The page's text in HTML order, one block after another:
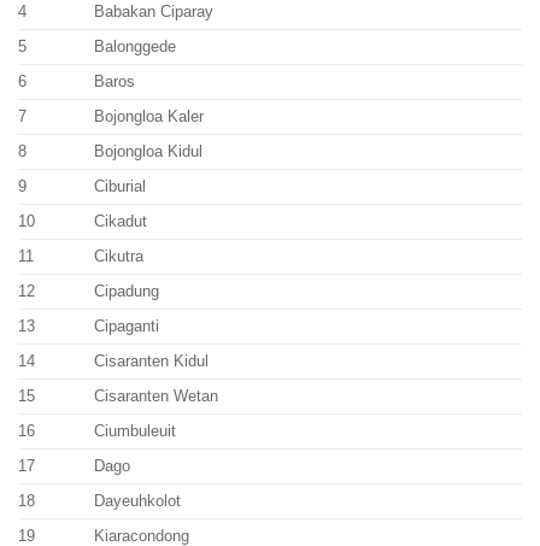
4
Babakan Ciparay
5
Balonggede
6
Baros
7
Bojongloa Kaler
8
Bojongloa Kidul
9
Ciburial
10
Cikadut
11
Cikutra
12
Cipadung
13
Cipaganti
14
Cisaranten Kidul
15
Cisaranten Wetan
16
Ciumbuleuit
17
Dago
18
Dayeuhkolot
19
Kiaracondong